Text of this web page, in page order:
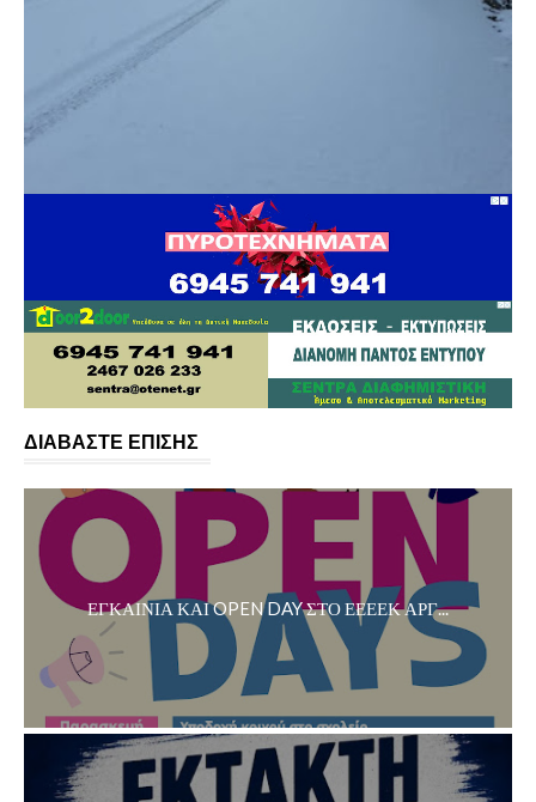
ΔΙΑΒΑΣΤΕ ΕΠΙΣΗΣ
ΕΓΚΑΙΝΙΑ ΚΑΙ OPEN DAY ΣΤΟ ΕΕΕΕΚ ΑΡΓ...